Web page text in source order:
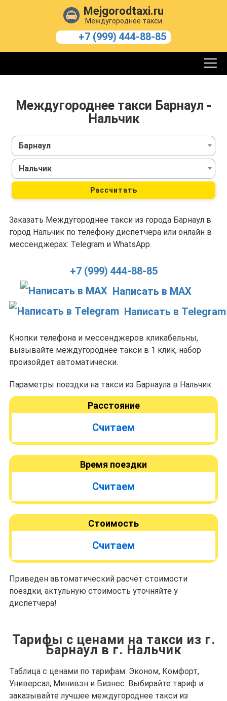
Mejgorodtaxi.ru
Междугороднее такси
+7 (999) 444-88-85
Междугороднее такси Барнаул -
Нальчик
Барнаул
Нальчик
Рассчитать
Заказать Междугороднее такси из города Барнаул в
город Нальчик по телефону диспетчера или онлайн в
мессенджерах: Telegram и WhatsApp.
+7 (999) 444-88-85
Написать в MAX
Написать в Telegram
Кнопки телефона и мессенджеров кликабельны,
вызывайте междугороднее такси в 1 клик, набор
произойдет автоматически.
Параметры поездки на такси из Барнаула в Нальчик:
Расстояние
Считаем
Время поездки
Считаем
Стоимость
Считаем
Приведен автоматический расчёт стоимости
поездки, актульную стоимость уточняйте у
диспетчера!
Тарифы с ценами на такси из г.
Барнаул в г. Нальчик
Таблица с ценами по тарифам: Эконом, Комфорт,
Универсал, Минивэн и Бизнес. Выбирайте тариф и
заказывайте лучшее междугороднее такси из